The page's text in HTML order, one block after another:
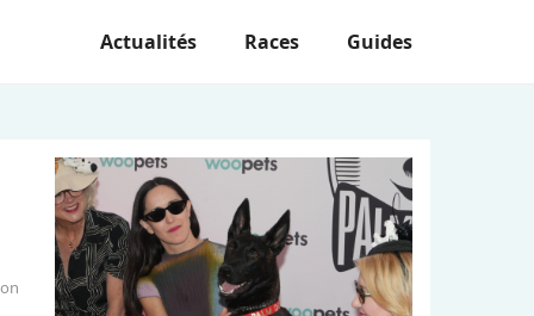
Actualités Races Guides